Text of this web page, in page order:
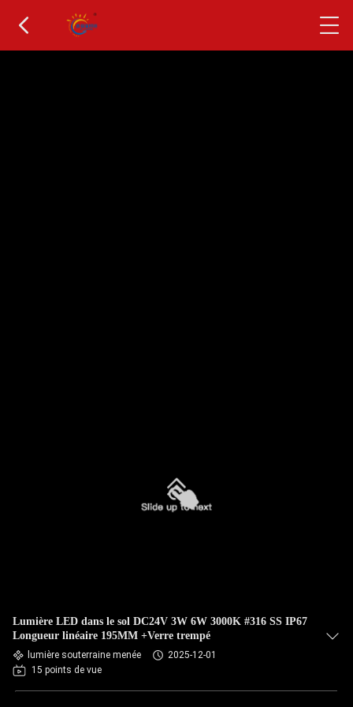
Lumière LED dans le sol DC24V 3W 6W 3000K #316 SS IP67
Longueur linéaire 195MM +Verre trempé
lumière souterraine menée
2025-12-01
15 points de vue